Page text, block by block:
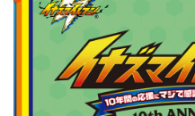
教學評測